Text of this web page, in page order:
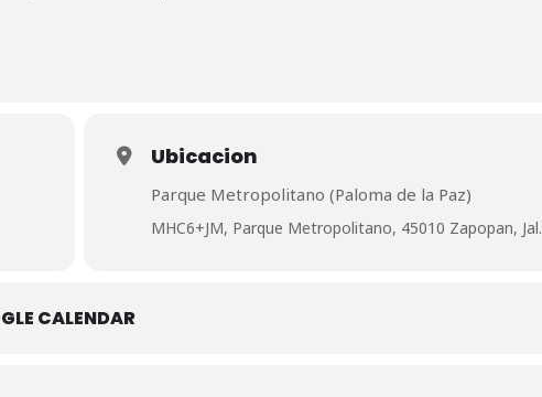
Ubicacion
Parque Metropolitano (Paloma de la Paz)
MHC6+JM, Parque Metropolitano, 45010 Zapopan, Jal.
CALENDAR